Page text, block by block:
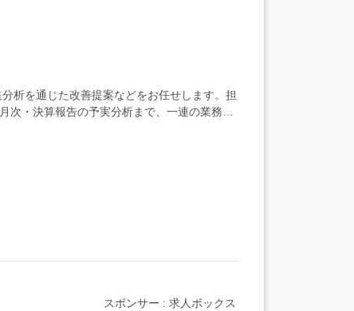
析を通じた改善提案などをお任せします。担
次・決算報告の予実分析まで、一連の業務を
スポンサー : 求人ボックス